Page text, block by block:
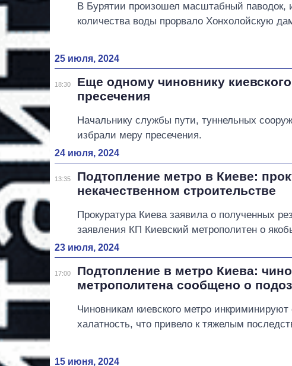
В Бурятии произошел масштабный паводок,
количества воды прорвало Хонхолойскую
25 июля, 2024
18:30
Еще одному чиновнику
пресечения
Начальнику службы пути, туннельных
избрали меру пресечения.
24 июля, 2024
13:35
Подтопление метро в Киеве:
некачественном строительстве
Прокуратура Киева заявила о полученных
заявления КП Киевский метрополитен о
23 июля, 2024
17:00
Подтопление в метро Киева:
метрополитена сообщено о
Чиновникам киевского метро
халатность, что привело к тяжелым
15 июня, 2024